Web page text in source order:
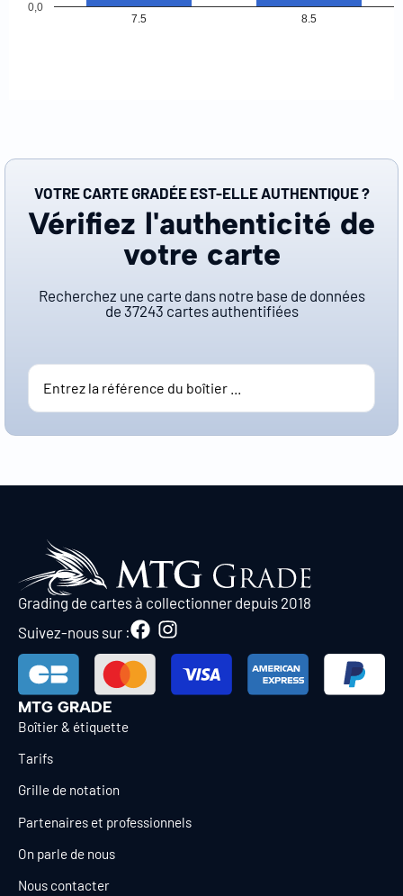
7.5 8.5
0,0
VOTRE CARTE GRADÉE EST-ELLE AUTHENTIQUE ?
Vérifiez l'authenticité de
votre carte
Recherchez une carte dans notre base de données
de 37243 cartes authentifiées
Grading de cartes à collectionner depuis 2018
Suivez-nous sur :
MTG GRADE
Boîtier & étiquette
Tarifs
Grille de notation
Partenaires et professionnels
On parle de nous
Nous contacter